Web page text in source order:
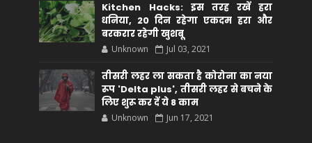
Kitchen Hacks: इस तरह रखें हरा
धनिया, 20 दिन रहेगा एकदम हरा और
बरकरार रहेगी खुशबू
Unknown Jul 03, 2021
तीसरी लहर ला सकता है कोरोना का नया
रूप 'Delta plus', तीसरी लहर से बचने के
लिए शुरू कर दें ये 8 काम
Unknown Jun 17, 2021